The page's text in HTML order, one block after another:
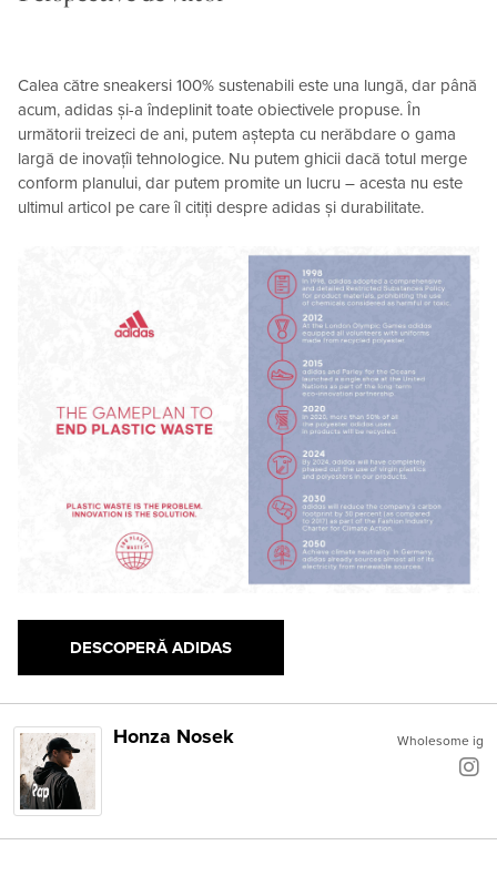
Calea către sneakersi 100% sustenabili este una lungă, dar până
acum, adidas și-a îndeplinit toate obiectivele propuse. În
următorii treizeci de ani, putem aștepta cu nerăbdare o gama
largă de inovațîi tehnologice. Nu putem ghicii dacă totul merge
conform planului, dar putem promite un lucru – acesta nu este
ultimul articol pe care îl citiți despre adidas și durabilitate.
DESCOPERĂ ADIDAS
Wholesome ig
Honza Nosek